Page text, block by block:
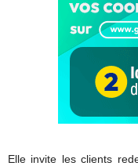
Elle invite les clients